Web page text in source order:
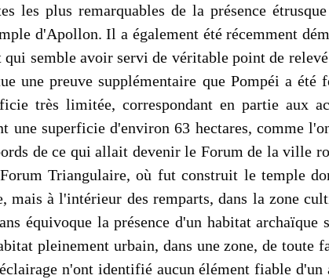
les plus remarquables de la présence
d'Apollon. Il a également été récemment
semble avoir servi de véritable point de
une preuve supplémentaire que Pompéi a été
très limitée, correspondant en partie aux
superficie d'environ 63 hectares, comme
de ce qui allait devenir le Forum de la ville
Triangulaire, où fut construit le temple
mais à l'intérieur des remparts, dans la zone
équivoque la présence d'un habitat
pleinement urbain, dans une zone, de toute
n'ont identifié aucun élément fiable